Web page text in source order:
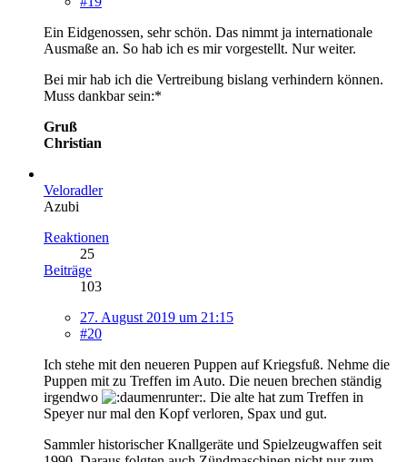
Ein Eidgenossen, sehr schön. Das nimmt ja internationale
Ausmaße an. So hab ich es mir vorgestellt. Nur weiter.
Bei mir hab ich die Vertreibung bislang verhindern können.
Muss dankbar sein:*
Gruß
Christian
Veloradler
Azubi
Reaktionen
25
Beiträge
103
27. August 2019 um 21:15
#20
Ich stehe mit den neueren Puppen auf Kriegsfuß. Nehme die
Puppen mit zu Treffen im Auto. Die neuen brechen ständig
irgendwo
. Die alte hat zum Treffen in
Speyer nur mal den Kopf verloren, Spax und gut.
Sammler historischer Knallgeräte und Spielzeugwaffen seit